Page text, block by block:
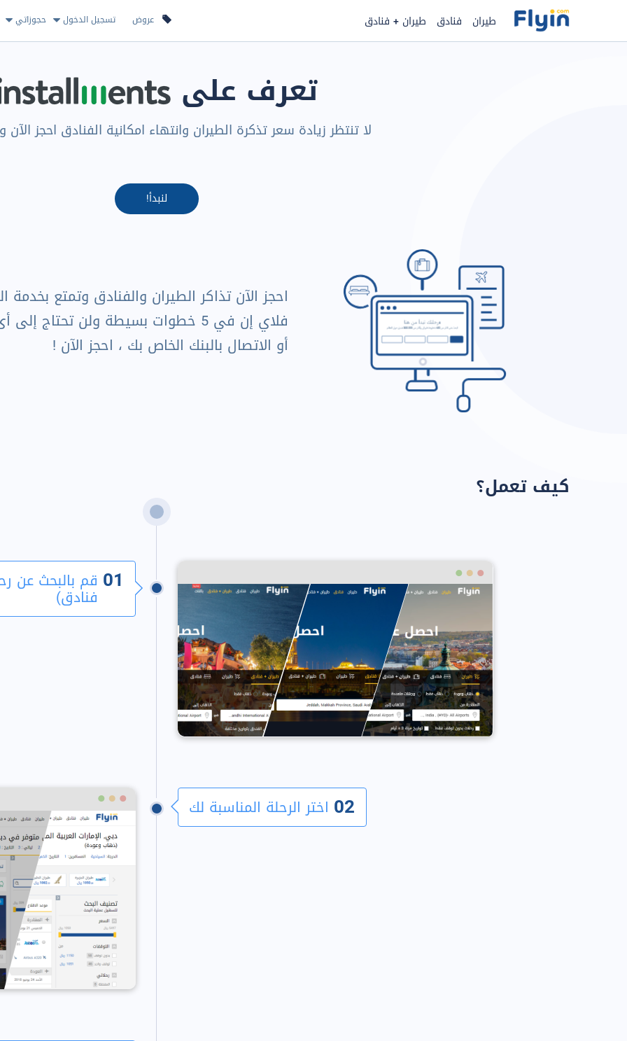
عروض تسجيل الدخول حجوزاتي طيران فنادق طيران + فنادق
تعرف على
لا تنتظر زيادة سعر تذكرة الطيران وانتهاء امكانية الفنادق احجز الآن
لنبدأ!
احجز الآن تذاكر الطيران والفنادق وتمتع
فلاي إن في 5 خطوات بسيطة ولن تحتاج
أو الاتصال بالبنك الخاص بك ، احجز الآن !
كيف تعمل؟
01 قم بالبحث عن
فنادق)
02 اختر الرحلة المناسبة لك